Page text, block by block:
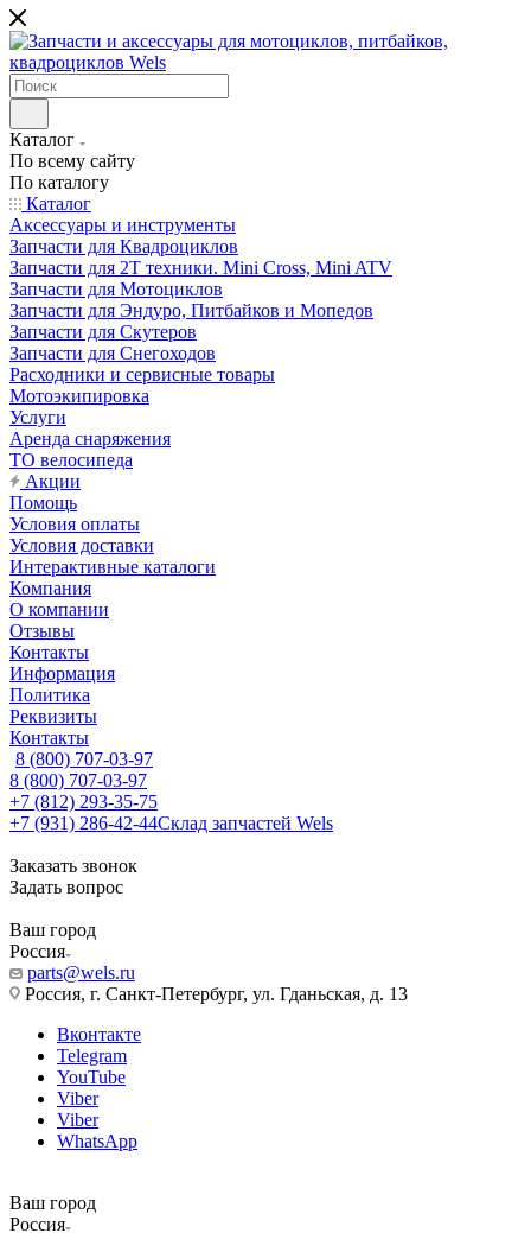
Каталог
По всему сайту
По каталогу
Каталог
Аксессуары и инструменты
Запчасти для Квадроциклов
Запчасти для 2T техники. Mini Cross, Mini ATV
Запчасти для Мотоциклов
Запчасти для Эндуро, Питбайков и Мопедов
Запчасти для Скутеров
Запчасти для Снегоходов
Расходники и сервисные товары
Мотоэкипировка
Услуги
Аренда снаряжения
ТО велосипеда
Акции
Помощь
Условия оплаты
Условия доставки
Интерактивные каталоги
Компания
О компании
Отзывы
Контакты
Информация
Политика
Реквизиты
Контакты
8 (800) 707-03-97
8 (800) 707-03-97
+7 (812) 293-35-75
+7 (931) 286-42-44Склад запчастей Wels
Заказать звонок
Задать вопрос
Ваш город
Россия
parts@wels.ru
Россия, г. Санкт-Петербург, ул. Гданьская, д. 13
Вконтакте
Telegram
YouTube
Viber
Viber
WhatsApp
Ваш город
Россия